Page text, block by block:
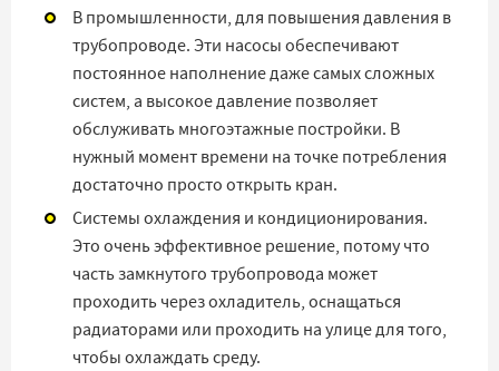
В промышленности, для повышения давления в
трубопроводе. Эти насосы обеспечивают
постоянное наполнение даже самых сложных
систем, а высокое давление позволяет
обслуживать многоэтажные постройки. В
нужный момент времени на точке потребления
достаточно просто открыть кран.
Системы охлаждения и кондиционирования.
Это очень эффективное решение, потому что
часть замкнутого трубопровода может
проходить через охладитель, оснащаться
радиаторами или проходить на улице для того,
чтобы охлаждать среду.